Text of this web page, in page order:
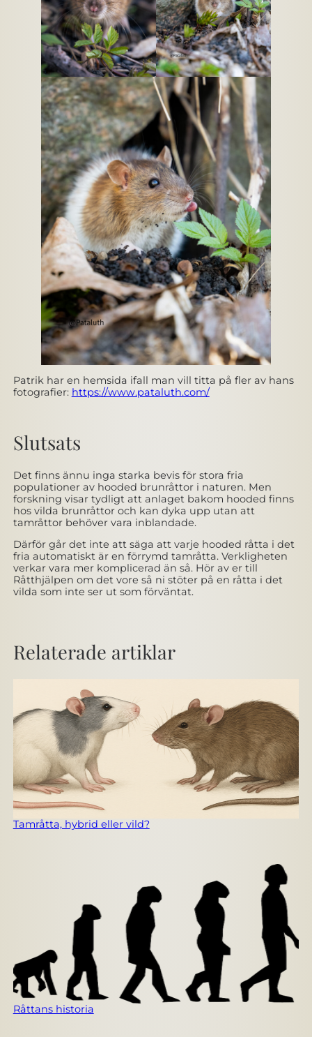
Patrik har en hemsida ifall man vill titta på fler av hans
fotografier: https://www.pataluth.com/
Slutsats
Det finns ännu inga starka bevis för stora fria
populationer av hooded brunråttor i naturen. Men
forskning visar tydligt att anlaget bakom hooded finns
hos vilda brunråttor och kan dyka upp utan att
tamråttor behöver vara inblandade.
Därför går det inte att säga att varje hooded råtta i det
fria automatiskt är en förrymd tamråtta. Verkligheten
verkar vara mer komplicerad än så. Hör av er till
Råtthjälpen om det vore så ni stöter på en råtta i det
vilda som inte ser ut som förväntat.
Relaterade artiklar
Tamråtta, hybrid eller vild?
Råttans historia